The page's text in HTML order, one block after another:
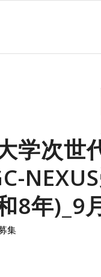
学次世
8年)_9
集